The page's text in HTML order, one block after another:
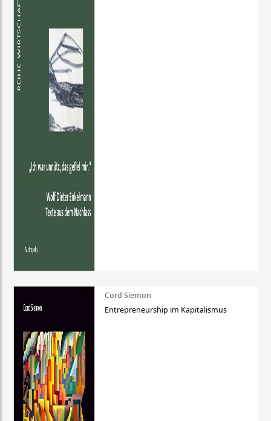
Cord Siemon
Entrepreneurship im Kapitalismus